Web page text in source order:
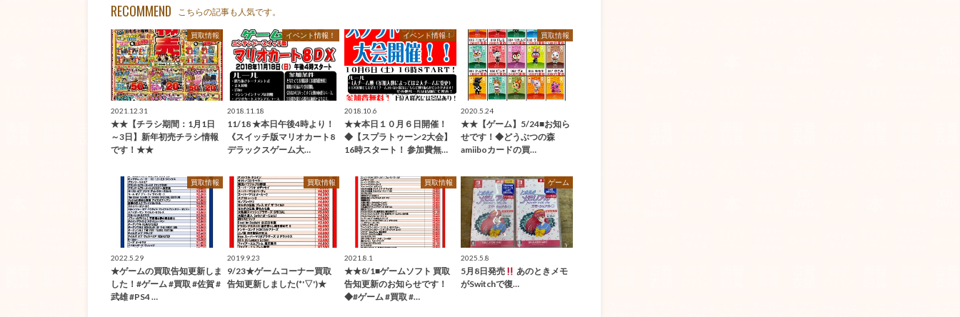
RECOMMEND こちらの記事も人気です。
買取情報
2021.12.31
★★【チラシ期間：1月1日
～3日】新年初売チラシ情報
です！★★
イベント情報！
2018.11.18
11/18 ★本日午後4時より！
《スイッチ版マリオカート8
デラックスゲーム大…
イベント情報！
2018.10.6
★★本日１０月６日開催！
◆【スプラトゥーン2大会】
16時スタート！ 参加費無…
買取情報
2020.5.24
★★【ゲーム】5/24■お知ら
せです！◆どうぶつの森
amiiboカードの買…
買取情報
2022.5.29
★ゲームの買取告知更新しま
した！#ゲーム #買取 #佐賀 #
武雄 #PS4 …
買取情報
2019.9.23
9/23★ゲームコーナー買取
告知更新しました(*'▽')★
買取情報
2021.8.1
★★8/1■ゲームソフト 買取
告知更新のお知らせです！
◆#ゲーム #買取 #…
ゲーム
2025.5.8
5月8日発売
あのときメモ
がSwitchで復…